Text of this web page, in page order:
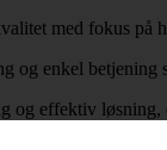
med fokus på
og enkel betjening
og effektiv løsning,